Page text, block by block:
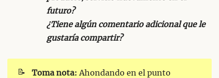
futuro?
¿Tiene algún comentario adicional que le
gustaría compartir?
📝 Toma nota: Ahondando en el punto